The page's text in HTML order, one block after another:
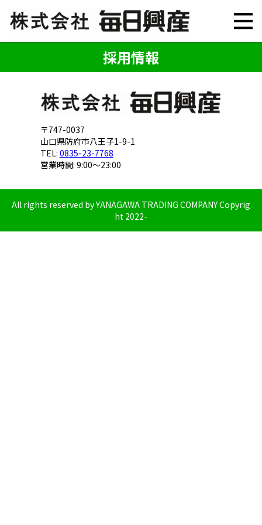
採用情報
〒747-0037
山口県防府市八王子1-9-1
TEL: 0835-23-7768
営業時間: 9:00～23:00
All rights reserved by YANAGAWA TRADING COMPANY Copyrig
ht 2022-